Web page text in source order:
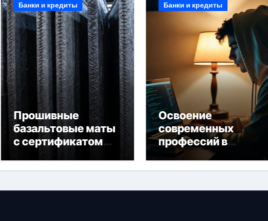
Банки и кредиты
Прошивные
базальтовые маты
с сертификатом
негорючести
Банки и кредиты
Освоение
современных
профессий в
онлайн-формате